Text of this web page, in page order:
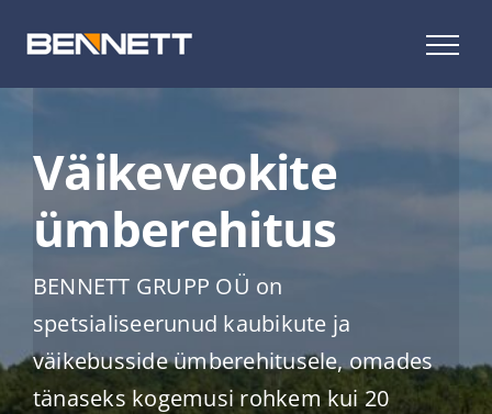
Väikeveokite
ümberehitus
BENNETT GRUPP OÜ on
spetsialiseerunud kaubikute ja
väikebusside ümberehitusele, omades
tänaseks kogemusi rohkem kui 20